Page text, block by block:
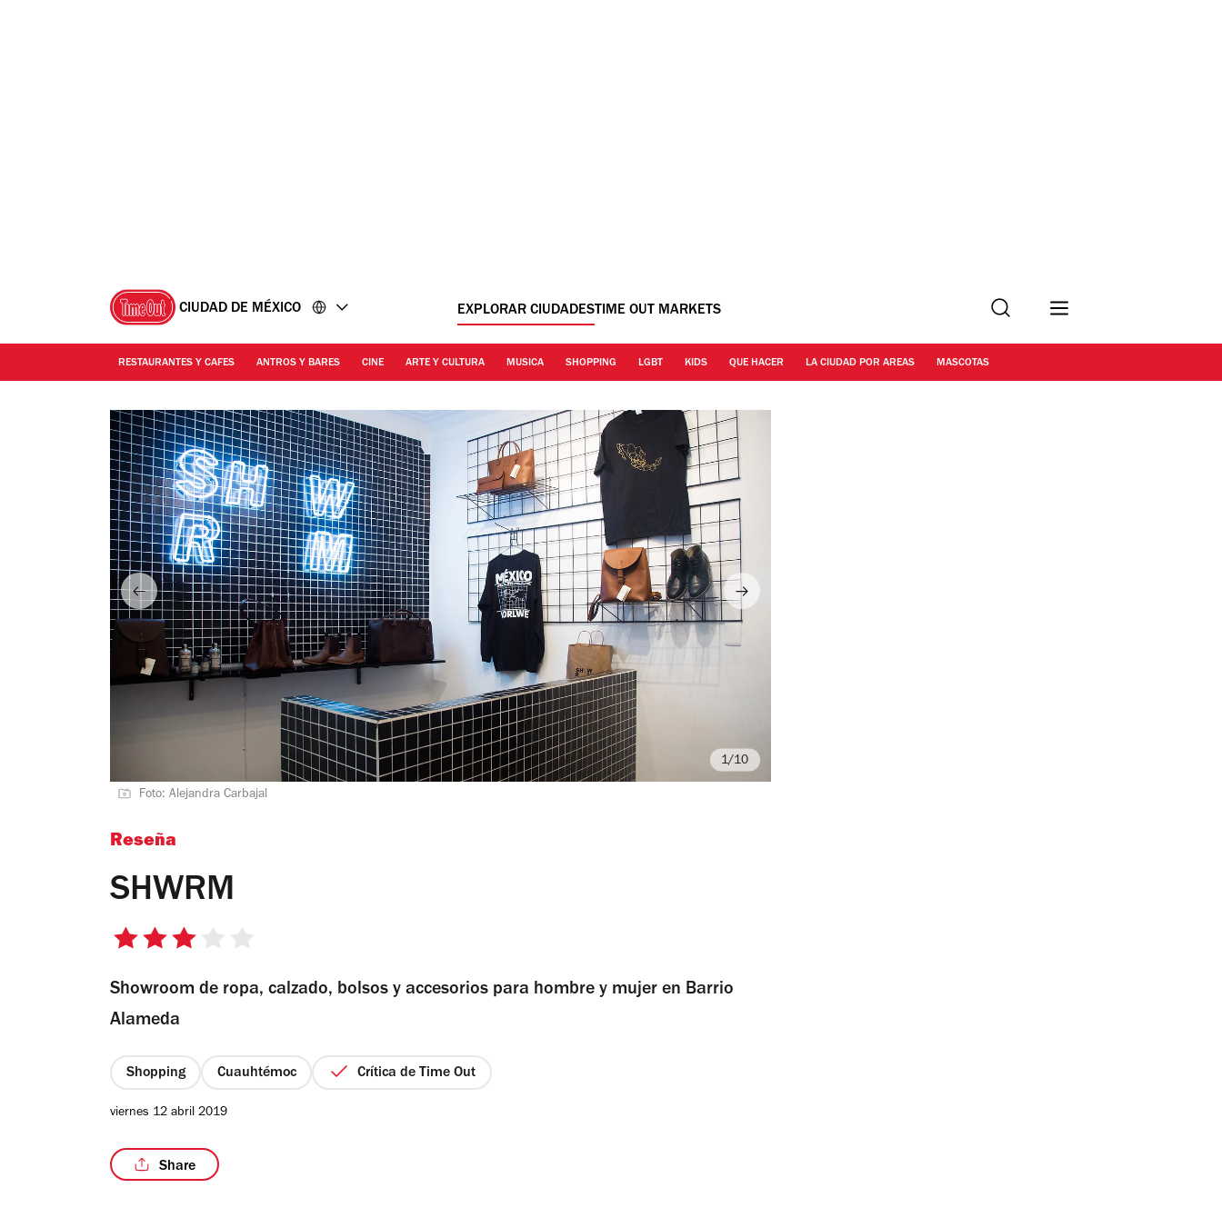
CIUDAD DE MÉXICO EXPLORAR CIUDADESTIME OUT MARKETS Buscar
RESTAURANTES Y CAFES ANTROS Y BARES CINE ARTE Y CULTURA MUSICA SHOPPING LGBT KIDS QUE HACER LA CIUDAD POR AREAS MASCOTAS
Foto: Alejandra Carbajal
/10
Reseña
SHWRM
3
5
Showroom de ropa, calzado, bolsos y accesorios para hombre y mujer en Barrio
Alameda
Shopping Cuauhtémoc Crítica de Time Out
viernes 12 abril 2019
Share